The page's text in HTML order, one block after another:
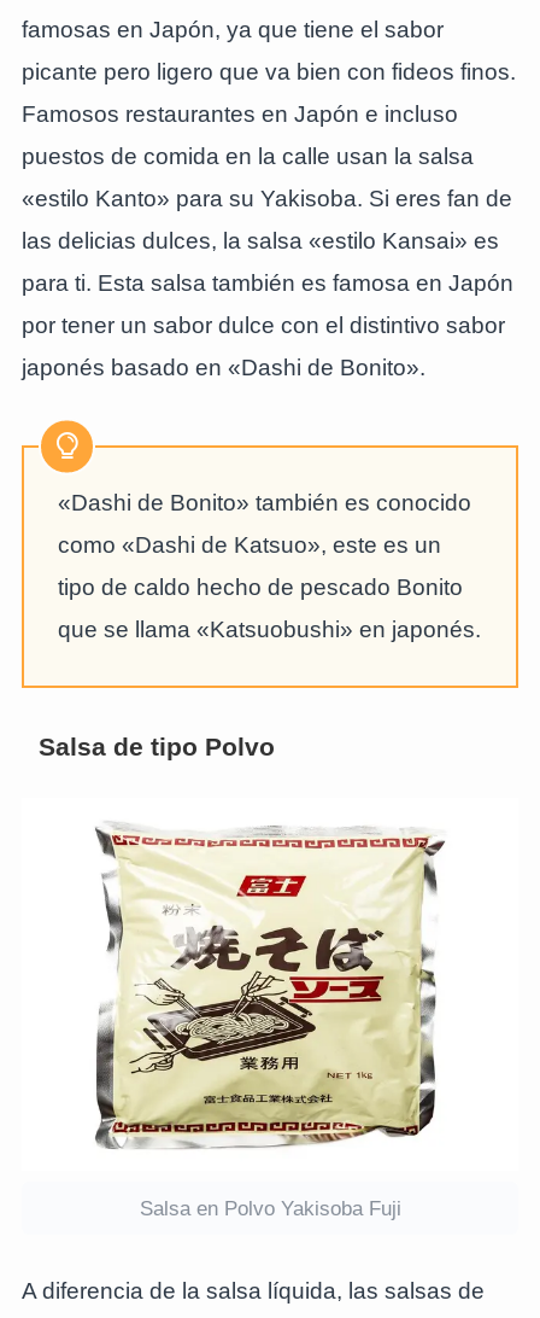
famosas en Japón, ya que tiene el sabor
picante pero ligero que va bien con fideos finos.
Famosos restaurantes en Japón e incluso
puestos de comida en la calle usan la salsa
«estilo Kanto» para su Yakisoba. Si eres fan de
las delicias dulces, la salsa «estilo Kansai» es
para ti. Esta salsa también es famosa en Japón
por tener un sabor dulce con el distintivo sabor
japonés basado en «Dashi de Bonito».
«Dashi de Bonito» también es conocido
como «Dashi de Katsuo», este es un
tipo de caldo hecho de pescado Bonito
que se llama «Katsuobushi» en japonés.
Salsa de tipo Polvo
Salsa en Polvo Yakisoba Fuji
A diferencia de la salsa líquida, las salsas de